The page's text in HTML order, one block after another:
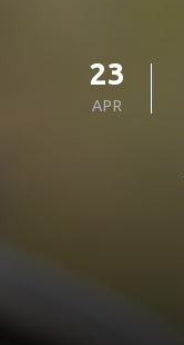
23
APR